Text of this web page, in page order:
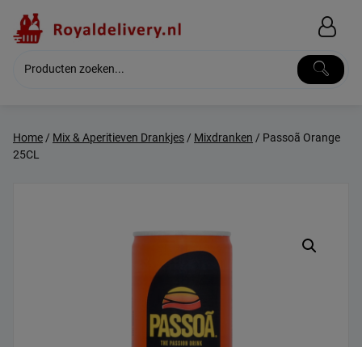
content
Home/ Mix & Aperitieven Drankjes/ Mixdranken / Passoã Orange
25CL